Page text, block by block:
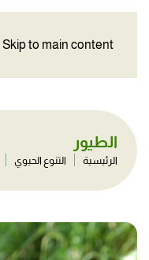
Skip to main content
الطيور
الرئيسية التنوع الحيوي